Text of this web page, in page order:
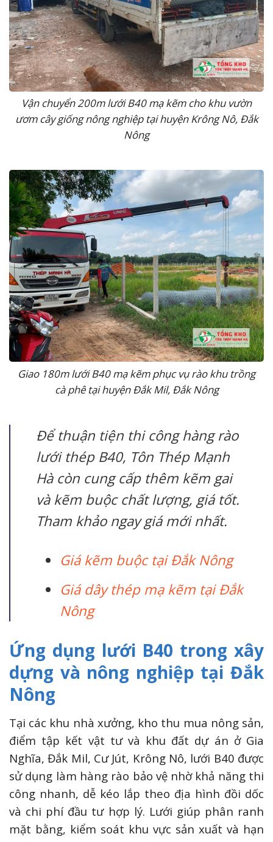
Vận chuyển 200m lưới B40 mạ kẽm cho khu vườn
ươm cây giống nông nghiệp tại huyện Krông Nô, Đắk
Nông
Giao 180m lưới B40 mạ kẽm phục vụ rào khu trồng
cà phê tại huyện Đắk Mil, Đắk Nông
Để thuận tiện thi công hàng rào
lưới thép B40, Tôn Thép Mạnh
Hà còn cung cấp thêm kẽm gai
và kẽm buộc chất lượng, giá tốt.
Tham khảo ngay giá mới nhất.
Giá kẽm buộc tại Đắk Nông
Giá dây thép mạ kẽm tại Đắk
Nông
Ứng dụng lưới B40 trong xây
dựng và nông nghiệp tại Đắk
Nông
Tại các khu nhà xưởng, kho thu mua nông sản,
điểm tập kết vật tư và khu đất dự án ở Gia
Nghĩa, Đắk Mil, Cư Jút, Krông Nô, lưới B40 được
sử dụng làm hàng rào bảo vệ nhờ khả năng thi
công nhanh, dễ kéo lắp theo địa hình đồi dốc
và chi phí đầu tư hợp lý. Lưới giúp phân ranh
mặt bằng, kiểm soát khu vực sản xuất và hạn